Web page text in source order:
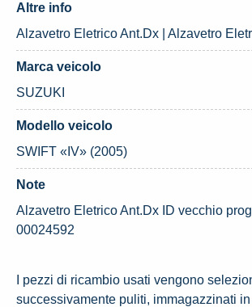
Altre info
Alzavetro Eletrico Ant.Dx | Alzavetro
Marca veicolo
SUZUKI
Modello veicolo
SWIFT «IV» (2005)
Note
Alzavetro Eletrico Ant.Dx ID vecchio
00024592
I pezzi di ricambio usati vengono
successivamente puliti, immagazzinati